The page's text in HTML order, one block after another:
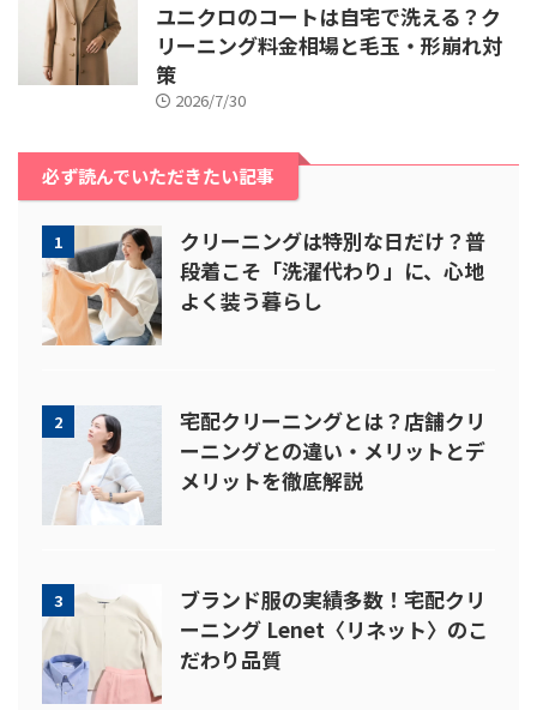
ユニクロのコートは自宅で洗える？ク
リーニング料金相場と毛玉・形崩れ対
策
2026/7/30
必ず読んでいただきたい記事
1
クリーニングは特別な日だけ？普
段着こそ「洗濯代わり」に、心地
よく装う暮らし
2
宅配クリーニングとは？店舗クリ
ーニングとの違い・メリットとデ
メリットを徹底解説
3
ブランド服の実績多数！宅配クリ
ーニング Lenet〈リネット〉のこ
だわり品質